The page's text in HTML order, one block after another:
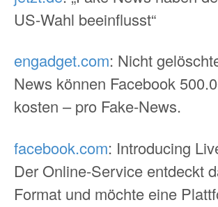
US-Wahl beeinflusst“
engadget.com: Nicht
News können Facebook
kosten – pro Fake-News.
facebook.com: Introducing
Der Online-Service entdeckt
Format und möchte eine